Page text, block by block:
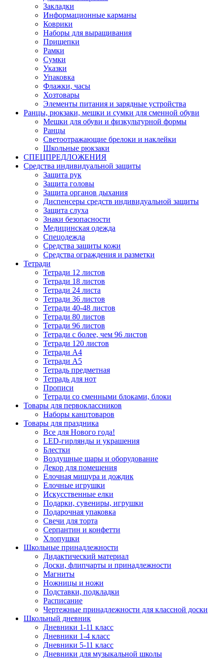
Закладки
Информационные карманы
Коврики
Наборы для выращивания
Прищепки
Рамки
Сумки
Указки
Упаковка
Флажки, часы
Хозтовары
Элементы питания и зарядные устройства
Ранцы, рюкзаки, мешки и сумки для сменной обуви
Мешки для обуви и физкультурной формы
Ранцы
Светоотражающие брелоки и наклейки
Школьные рюкзаки
СПЕЦПРЕДЛОЖЕНИЯ
Средства индивидуальной защиты
Защита рук
Защита головы
Защита органов дыхания
Диспенсеры средств индивидуальной защиты
Защита слуха
Знаки безопасности
Медицинская одежда
Спецодежда
Средства защиты кожи
Средства ограждения и разметки
Тетради
Тетради 12 листов
Тетради 18 листов
Тетради 24 листа
Тетради 36 листов
Тетради 40-48 листов
Тетради 80 листов
Тетради 96 листов
Тетради с более, чем 96 листов
Тетради 120 листов
Тетради А4
Тетради А5
Тетрадь предметная
Тетрадь для нот
Прописи
Тетради со сменными блоками, блоки
Товары для первоклассников
Наборы канцтоваров
Товары для праздника
Все для Нового года!
LED-гирлянды и украшения
Блестки
Воздушные шары и оборудование
Декор для помещения
Елочная мишура и дождик
Елочные игрушки
Искусственные елки
Подарки, сувениры, игрушки
Подарочная упаковка
Свечи для торта
Серпантин и конфетти
Хлопушки
Школьные принадлежности
Дидактический материал
Доски, флипчарты и принадлежности
Магниты
Ножницы и ножи
Подставки, подкладки
Расписание
Чертежные принадлежности для классной доски
Школьный дневник
Дневники 1-11 класс
Дневники 1-4 класс
Дневники 5-11 класс
Дневники для музыкальной школы